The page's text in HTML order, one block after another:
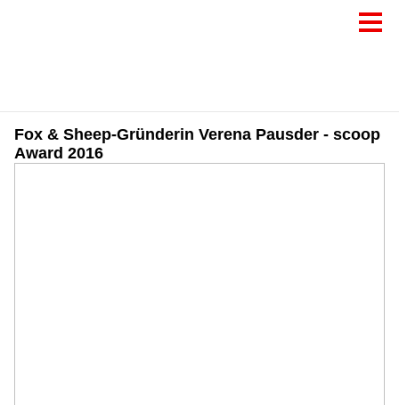
Fox & Sheep-Gründerin Verena Pausder - scoop
Award 2016